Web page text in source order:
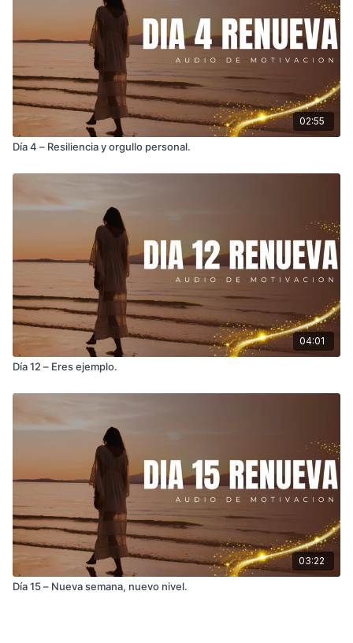
02:55
Día 4 – Resiliencia y orgullo personal.
04:01
Día 12 – Eres ejemplo.
03:22
Día 15 – Nueva semana, nuevo nivel.